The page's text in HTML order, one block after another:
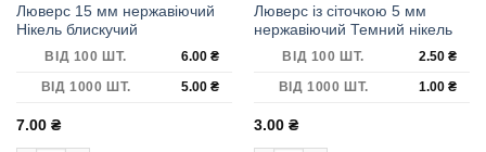
Люверс 15 мм нержавіючий
Нікель блискучий
ВІД 100 ШТ. 6.00₴
ВІД 1000 ШТ.
5.00₴
7.00 ₴
Люверс із сіточкою 5 мм
нержавіючий Темний нікель
ВІД 100 ШТ. 2.50₴
ВІД 1000 ШТ.
1.00₴
3.00 ₴